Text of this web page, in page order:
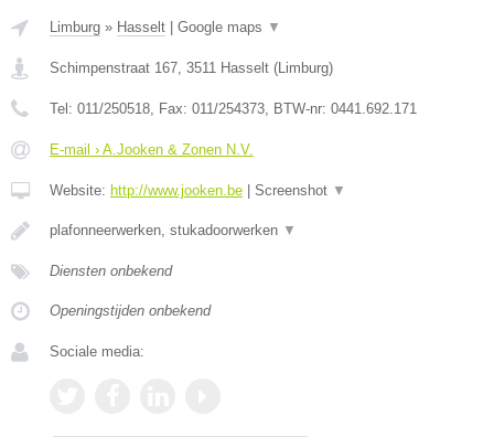
Limburg » Hasselt Google maps ▼
Schimpenstraat 167, 3511 Hasselt (Limburg)
Tel: 011/250518, Fax: 011/254373, BTW-nr: 0441.692.171
E-mail › A.Jooken & Zonen N.V.
Website: http://www.jooken.be Screenshot ▼
plafonneerwerken, stukadoorwerken ▼
Diensten onbekend
Openingstijden onbekend
Sociale media: